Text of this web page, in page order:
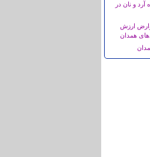
آرد و نان در
عوارض ارزش
همدان